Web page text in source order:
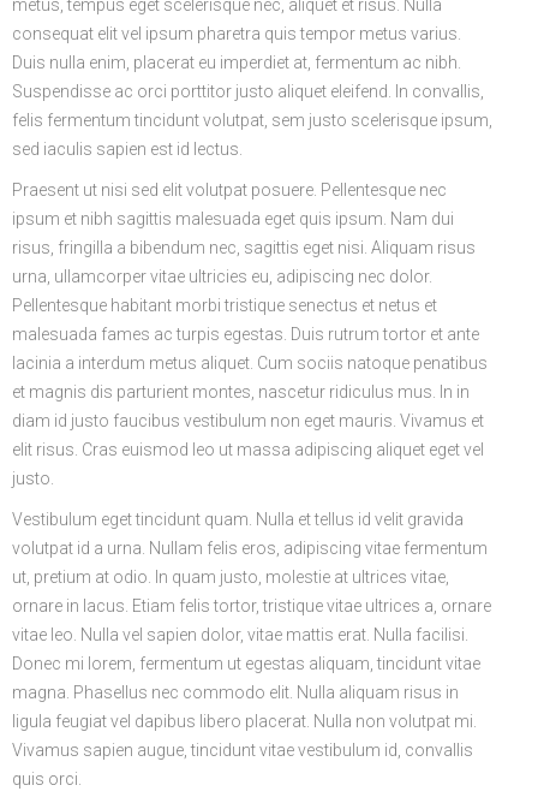
metus, tempus eget scelerisque nec, aliquet et risus. Nulla
consequat elit vel ipsum pharetra quis tempor metus varius.
Duis nulla enim, placerat eu imperdiet at, fermentum ac nibh.
Suspendisse ac orci porttitor justo aliquet eleifend. In convallis,
felis fermentum tincidunt volutpat, sem justo scelerisque ipsum,
sed iaculis sapien est id lectus.
Praesent ut nisi sed elit volutpat posuere. Pellentesque nec
ipsum et nibh sagittis malesuada eget quis ipsum. Nam dui
risus, fringilla a bibendum nec, sagittis eget nisi. Aliquam risus
urna, ullamcorper vitae ultricies eu, adipiscing nec dolor.
Pellentesque habitant morbi tristique senectus et netus et
malesuada fames ac turpis egestas. Duis rutrum tortor et ante
lacinia a interdum metus aliquet. Cum sociis natoque penatibus
et magnis dis parturient montes, nascetur ridiculus mus. In in
diam id justo faucibus vestibulum non eget mauris. Vivamus et
elit risus. Cras euismod leo ut massa adipiscing aliquet eget vel
justo.
Vestibulum eget tincidunt quam. Nulla et tellus id velit gravida
volutpat id a urna. Nullam felis eros, adipiscing vitae fermentum
ut, pretium at odio. In quam justo, molestie at ultrices vitae,
ornare in lacus. Etiam felis tortor, tristique vitae ultrices a, ornare
vitae leo. Nulla vel sapien dolor, vitae mattis erat. Nulla facilisi.
Donec mi lorem, fermentum ut egestas aliquam, tincidunt vitae
magna. Phasellus nec commodo elit. Nulla aliquam risus in
ligula feugiat vel dapibus libero placerat. Nulla non volutpat mi.
Vivamus sapien augue, tincidunt vitae vestibulum id, convallis
quis orci.